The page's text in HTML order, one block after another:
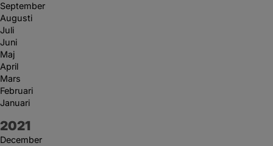
September
Augusti
Juli
Juni
Maj
April
Mars
Februari
Januari
År:
2021
December